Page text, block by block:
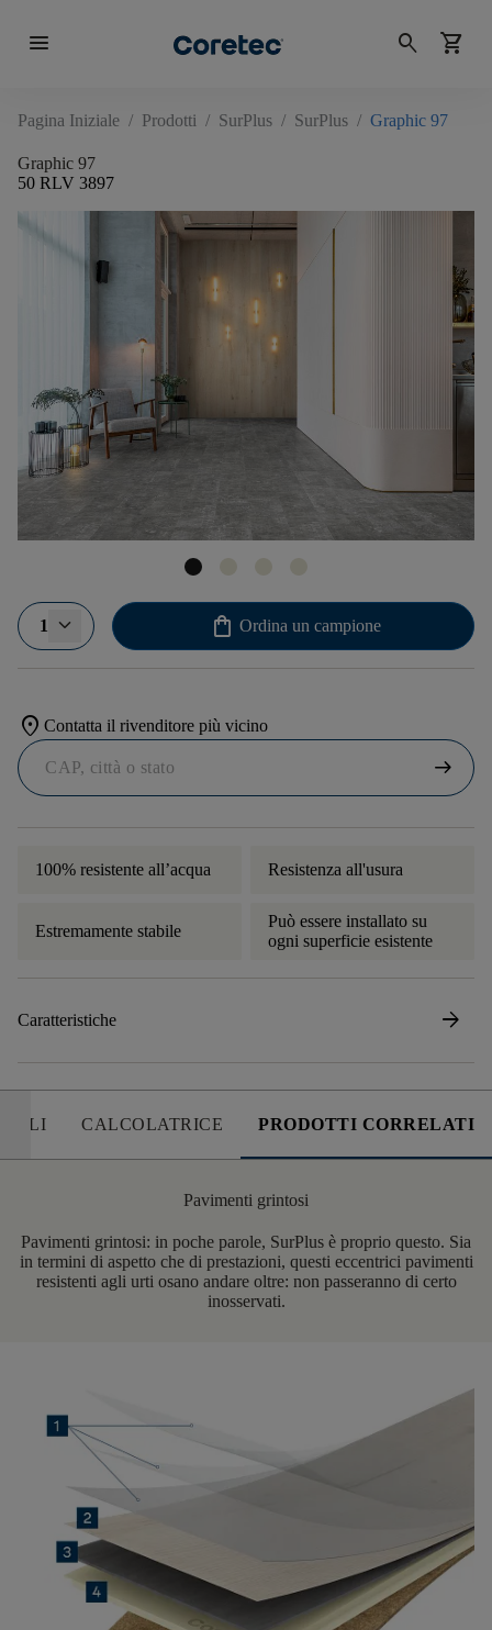
menu search shopping_cart
Pagina Iniziale / Prodotti / SurPlus / SurPlus / Graphic 97
Graphic 97
50 RLV 3897
1 shopping_bag Ordina un campione
location_on Contatta il rivenditore più vicino
arrow_right_alt
100% resistente all’acqua Resistenza all'usura
Estremamente stabile
Può essere installato su
ogni superficie esistente
Caratteristiche arrow_forward
CALCOLATRICE PRODOTTI CORRELATI
Pavimenti grintosi
Pavimenti grintosi: in poche parole, SurPlus è proprio questo. Sia
in termini di aspetto che di prestazioni, questi eccentrici pavimenti
resistenti agli urti osano andare oltre: non passeranno di certo
inosservati.